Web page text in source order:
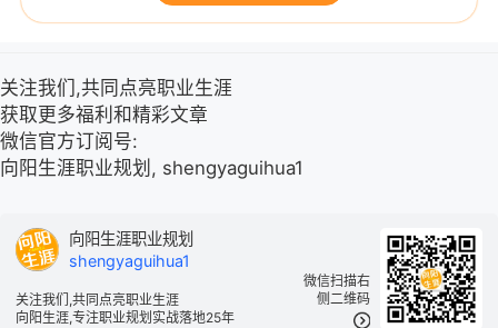
关注我们,共同点亮职业生涯
获取更多福利和精彩文章
微信官方订阅号:
向阳生涯职业规划, shengyaguihua1
微信扫描右
侧二维码
向阳生涯职业规划
shengyaguihua1
关注我们,共同点亮职业生涯
向阳生涯,专注职业规划实战落地25年